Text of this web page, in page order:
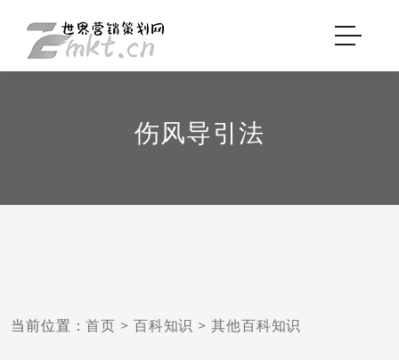
伤风导引法
当前位置：首页 > 百科知识 > 其他百科知识